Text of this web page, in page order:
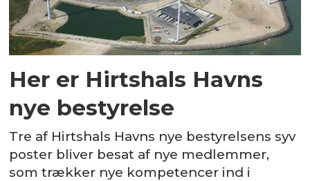
Her er Hirtshals Havns
nye bestyrelse
Tre af Hirtshals Havns nye bestyrelsens syv
poster bliver besat af nye medlemmer,
som trækker nye kompetencer ind i